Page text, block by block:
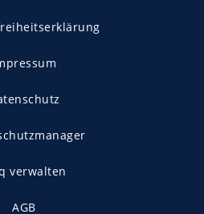
verwalten
AGB